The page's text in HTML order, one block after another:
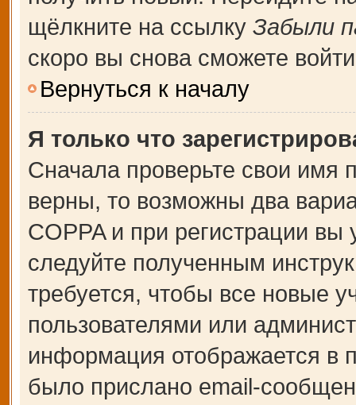
щёлкните на ссылку Забыли
скоро вы снова сможете
Вернуться к началу
Я только что
Сначала проверьте свои имя
верны, то возможны два
COPPA и при регистрации вы
следуйте полученным
требуется, чтобы все новые
пользователями или
информация отображается в
было прислано email-